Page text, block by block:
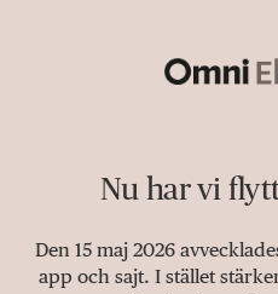
Nu har vi
Den 15 maj 2026
app och sajt. I stället